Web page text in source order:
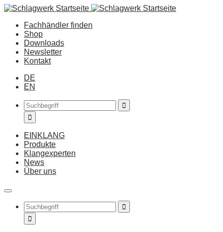
Fachhändler finden
Shop
Downloads
Newsletter
Kontakt
DE
EN
EINKLANG
Produkte
Klangexperten
News
Über uns